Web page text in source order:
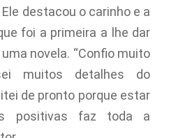
destacou o carinho e a
foi a primeira a lhe dar
novela. “Confio muito
muitos detalhes do
de pronto porque estar
positivas faz toda a